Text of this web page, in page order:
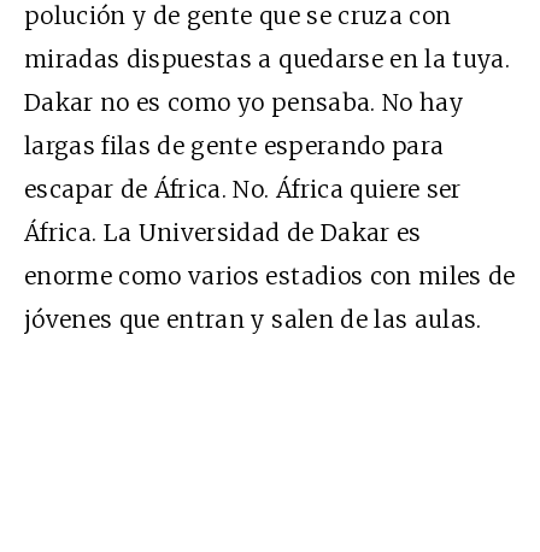
polución y de gente que se cruza con
miradas dispuestas a quedarse en la tuya.
Dakar no es como yo pensaba. No hay
largas filas de gente esperando para
escapar de África. No. África quiere ser
África. La Universidad de Dakar es
enorme como varios estadios con miles de
jóvenes que entran y salen de las aulas.